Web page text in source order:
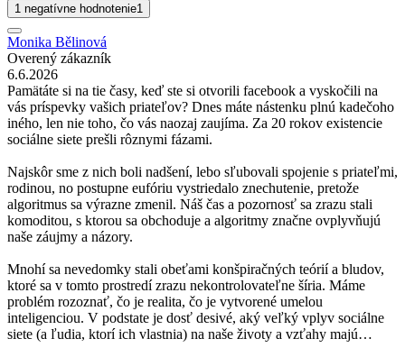
1 negatívne hodnotenie1
Monika Bělinová
Overený zákazník
6.6.2026
Pamätáte si na tie časy, keď ste si otvorili facebook a vyskočili na
vás príspevky vašich priateľov? Dnes máte nástenku plnú kadečoho
iného, len nie toho, čo vás naozaj zaujíma. Za 20 rokov existencie
sociálne siete prešli rôznymi fázami.
Najskôr sme z nich boli nadšení, lebo sľubovali spojenie s priateľmi,
rodinou, no postupne eufóriu vystriedalo znechutenie, pretože
algoritmus sa výrazne zmenil. Náš čas a pozornosť sa zrazu stali
komoditou, s ktorou sa obchoduje a algoritmy značne ovplyvňujú
naše záujmy a názory.
Mnohí sa nevedomky stali obeťami konšpiračných teórií a bludov,
ktoré sa v tomto prostredí zrazu nekontrolovateľne šíria. Máme
problém rozoznať, čo je realita, čo je vytvorené umelou
inteligenciou. V podstate je dosť desivé, aký veľký vplyv sociálne
siete (a ľudia, ktorí ich vlastnia) na naše životy a vzťahy majú…